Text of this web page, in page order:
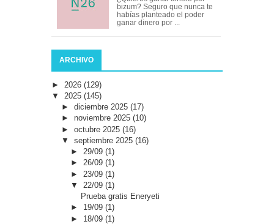
bizum? Seguro que nunca te
habías planteado el poder
ganar dinero por ...
ARCHIVO
► 2026 (129)
▼ 2025 (145)
► diciembre 2025 (17)
► noviembre 2025 (10)
► octubre 2025 (16)
▼ septiembre 2025 (16)
►29/09(1)
►26/09(1)
► 23/09(1)
▼ 22/09(1)
Prueba gratis Eneryeti
► 19/09(1)
► 18/09(1)